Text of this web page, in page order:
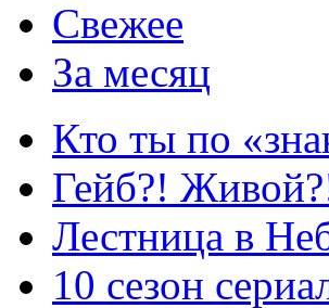
Свежее
За месяц
Кто ты по
Гейб?!
Лестница в
10 сезон